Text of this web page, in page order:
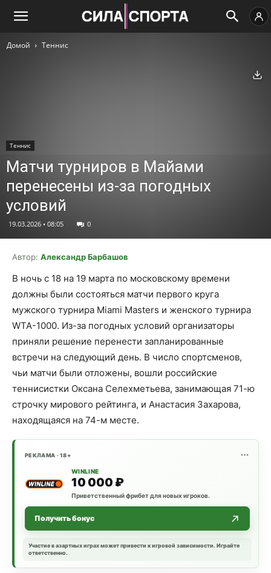
Домой Теннис
Теннис
Матчи турниров в Майами
перенесены из-за погодных
условий
19.03.2026 • 08:05 0
Автор: Александр Барбашов
В ночь с 18 на 19 марта по московскому времени
должны были состояться матчи первого круга
мужского турнира Miami Masters и женского турнира
WTA-1000. Из-за погодных условий организаторы
приняли решение перенести запланированные
встречи на следующий день. В число спортсменов,
чьи матчи были отложены, вошли российские
теннисистки Оксана Селехметьева, занимающая 71-ю
строчку мирового рейтинга, и Анастасия Захарова,
находящаяся на 74-м месте.
РЕКЛАМА · 18+
WINLINE
10 000 ₽
Приветственный фрибет для новых игроков.
Получить бонус
Участие в азартных играх может привести к игровой зависимости. Играйте
ответственно.